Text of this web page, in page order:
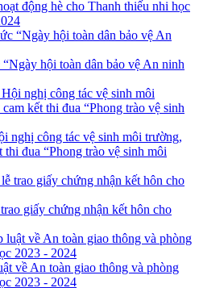
động hè cho Thanh thiếu nhi học
hội toàn dân bảo vệ An ninh
nghị công tác vệ sinh môi trường,
đua “Phong trào vệ sinh môi
giấy chứng nhận kết hôn cho
về An toàn giao thông và phòng
2023 - 2024